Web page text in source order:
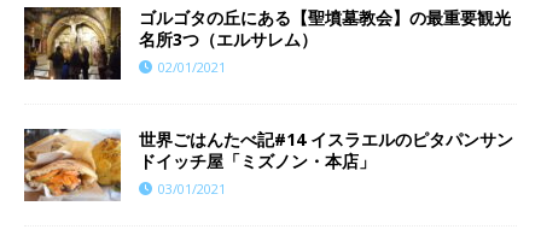
ゴルゴタの丘にある【聖墳墓教会】の最重要観光
名所3つ（エルサレム）
02/01/2021
世界ごはんたべ記#14 イスラエルのピタパンサン
ドイッチ屋「ミズノン・本店」
03/01/2021